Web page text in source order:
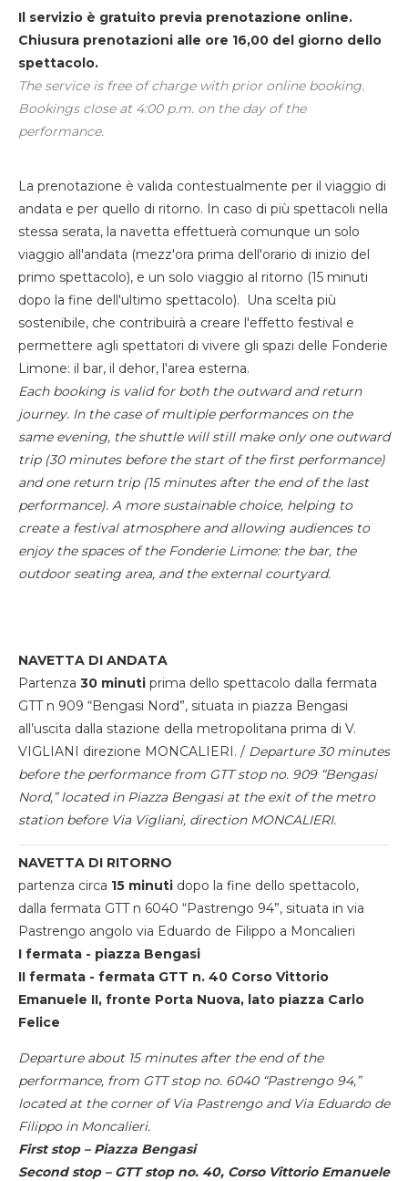
Il servizio è gratuito previa prenotazione online.
Chiusura prenotazioni alle ore 16,00 del giorno dello
spettacolo.
The service is free of charge with prior online booking.
Bookings close at 4:00 p.m. on the day of the
performance.
La prenotazione è valida contestualmente per il viaggio di
andata e per quello di ritorno. In caso di più spettacoli nella
stessa serata, la navetta effettuerà comunque un solo
viaggio all'andata (mezz'ora prima dell'orario di inizio del
primo spettacolo), e un solo viaggio al ritorno (15 minuti
dopo la fine dell'ultimo spettacolo). Una scelta più
sostenibile, che contribuirà a creare l'effetto festival e
permettere agli spettatori di vivere gli spazi delle Fonderie
Limone: il bar, il dehor, l'area esterna.
Each booking is valid for both the outward and return
journey. In the case of multiple performances on the
same evening, the shuttle will still make only one outward
trip (30 minutes before the start of the first performance)
and one return trip (15 minutes after the end of the last
performance). A more sustainable choice, helping to
create a festival atmosphere and allowing audiences to
enjoy the spaces of the Fonderie Limone: the bar, the
outdoor seating area, and the external courtyard.
NAVETTA DI ANDATA
Partenza 30 minuti prima dello spettacolo dalla fermata
GTT n 909 “Bengasi Nord”, situata in piazza Bengasi
all’uscita dalla stazione della metropolitana prima di V.
VIGLIANI direzione MONCALIERI. / Departure 30 minutes
before the performance from GTT stop no. 909 “Bengasi
Nord,” located in Piazza Bengasi at the exit of the metro
station before Via Vigliani, direction MONCALIERI.
NAVETTA DI RITORNO
partenza circa 15 minuti dopo la fine dello spettacolo,
dalla fermata GTT n 6040 “Pastrengo 94”, situata in via
Pastrengo angolo via Eduardo de Filippo a Moncalieri
I fermata - piazza Bengasi
II fermata - fermata GTT n. 40 Corso Vittorio
Emanuele II, fronte Porta Nuova, lato piazza Carlo
Felice
Departure about 15 minutes after the end of the
performance, from GTT stop no. 6040 “Pastrengo 94,”
located at the corner of Via Pastrengo and Via Eduardo de
Filippo in Moncalieri.
First stop – Piazza Bengasi
Second stop – GTT stop no. 40, Corso Vittorio Emanuele